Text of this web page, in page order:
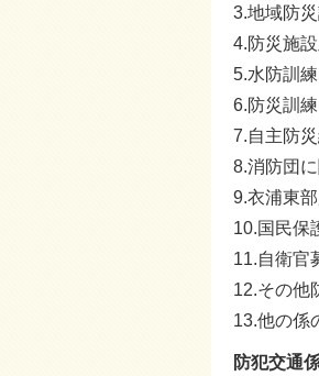
3.地域防
4.防災施
5.水防訓練
6.防災訓練
7.自主防
8.消防団に
9.衣浦東
10.国民保
11.自衛官
12.その他
13.他の係
防犯交通